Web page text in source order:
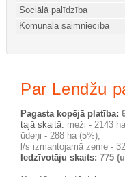
Sociālā palīdzība
Komunālā saimniecība
Уроки по Joomla 3 можно
Шаблоны Joomla 3 здесь:
templates.html
Par Lendžu
Pagasta kopējā platība:
tajā skaitā: meži - 2143
ūdeņi - 288 ha (5%),
l/s izmantojamā zeme -
Iedzīvotāju skaits: 775